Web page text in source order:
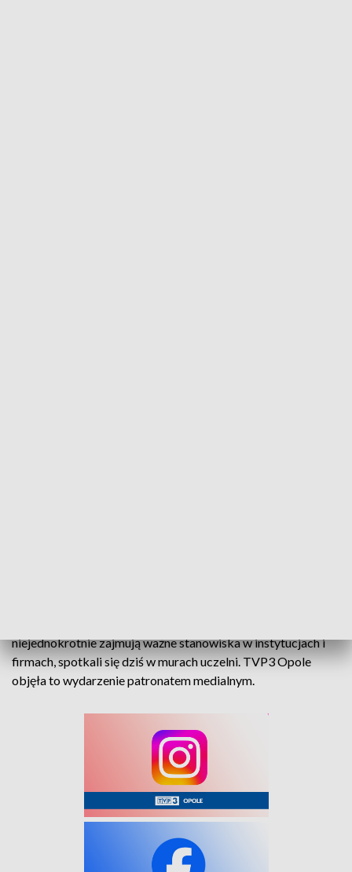
niejednokrotnie zajmują ważne stanowiska w instytucjach i
firmach, spotkali się dziś w murach uczelni. TVP3 Opole
objęła to wydarzenie patronatem medialnym.